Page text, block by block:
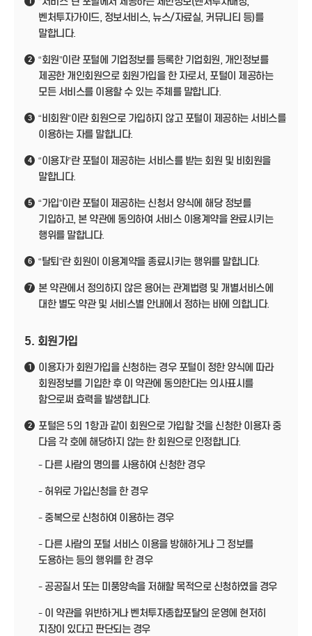
벤처투자가이드, 정보서비스, 뉴스/자료실, 커뮤니티 등)를
말합니다.
2
“회원”이란 포털에 기업정보를 등록한 기업회원, 개인정보를
제공한 개인회원으로 회원가입을 한 자로서, 포털이 제공하는
모든 서비스를 이용할 수 있는 주체를 말합니다.
3
“비회원”이란 회원으로 가입하지 않고 포털이 제공하는 서비스를
이용하는 자를 말합니다.
4
“이용자”란 포털이 제공하는 서비스를 받는 회원 및 비회원을
말합니다.
5
“가입”이란 포털이 제공하는 신청서 양식에 해당 정보를
기입하고, 본 약관에 동의하여 서비스 이용계약을 완료시키는
행위를 말합니다.
6 “탈퇴”란 회원이 이용계약을 종료시키는 행위를 말합니다.
7
본 약관에서 정의하지 않은 용어는 관계법령 및 개별서비스에
대한 별도 약관 및 서비스별 안내에서 정하는 바에 의합니다.
5. 회원가입
1
이용자가 회원가입을 신청하는 경우 포털이 정한 양식에 따라
회원정보를 기입한 후 이 약관에 동의한다는 의사표시를
함으로써 효력을 발생합니다.
2
포털은 5의 1항과 같이 회원으로 가입할 것을 신청한 이용자 중
다음 각 호에 해당하지 않는 한 회원으로 인정합니다.
- 다른 사람의 명의를 사용하여 신청한 경우
- 허위로 가입신청을 한 경우
- 중복으로 신청하여 이용하는 경우
- 다른 사람의 포털 서비스 이용을 방해하거나 그 정보를
도용하는 등의 행위를 한 경우
- 공공질서 또는 미풍양속을 저해할 목적으로 신청하였을 경우
- 이 약관을 위반하거나 벤처투자종합포탈의 운영에 현저히
지장이 있다고 판단되는 경우